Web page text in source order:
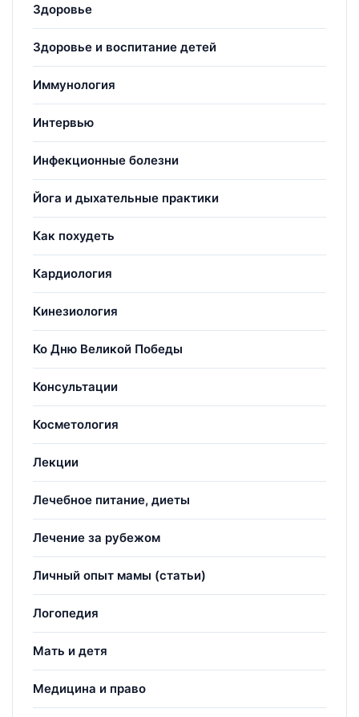
Здоровье
Здоровье и воспитание детей
Иммунология
Интервью
Инфекционные болезни
Йога и дыхательные практики
Как похудеть
Кардиология
Кинезиология
Ко Дню Великой Победы
Консультации
Косметология
Лекции
Лечебное питание, диеты
Лечение за рубежом
Личный опыт мамы (статьи)
Логопедия
Мать и детя
Медицина и право